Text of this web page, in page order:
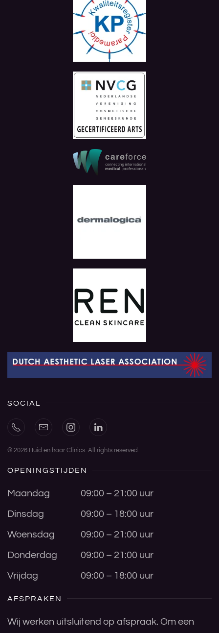
SOCIAL
© 2026 Huid en haar Clinics. All rights reserved.
OPENINGSTIJDEN
Maandag 09:00 – 21:00 uur
Dinsdag 09:00 – 18:00 uur
Woensdag 09:00 – 21:00 uur
Donderdag 09:00 – 21:00 uur
Vrijdag 09:00 – 18:00 uur
AFSPRAKEN
Wij werken uitsluitend op afspraak. Om een